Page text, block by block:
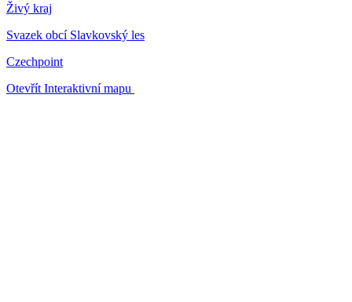
Živý kraj
Svazek obcí Slavkovský les
Czechpoint
Otevřít Interaktivní mapu